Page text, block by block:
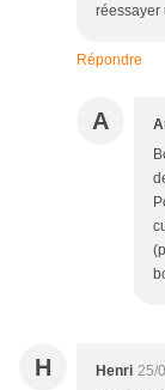
réessayer
Répondre
A
H Henri 25/